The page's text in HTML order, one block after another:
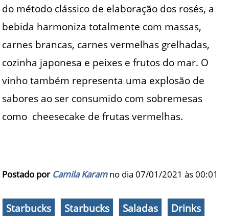
do método clássico de elaboração dos rosés, a
bebida harmoniza totalmente com massas,
carnes brancas, carnes vermelhas grelhadas,
cozinha japonesa e peixes e frutos do mar. O
vinho também representa uma explosão de
sabores ao ser consumido com sobremesas
como cheesecake de frutas vermelhas.
Postado por Camila Karamno dia 07/01/2021 às00:01
Starbucks Starbucks Saladas Drinks